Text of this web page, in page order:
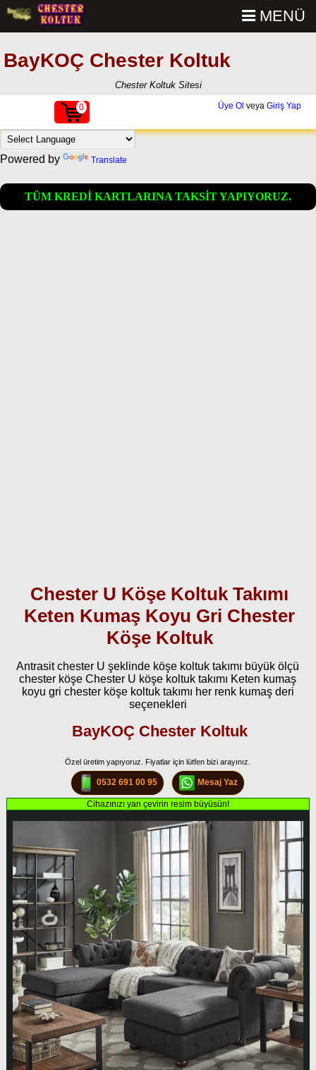
BayKOÇ Chester Koltuk
MENÜ
Chester Koltuk Sitesi
0 Üye Ol veya Giriş Yap
Powered by Translate
TÜM KREDİ KARTLARINA TAKSİT YAPIYORUZ.
Chester U Köşe Koltuk Takımı
Keten Kumaş Koyu Gri Chester
Köşe Koltuk
Antrasit chester U şeklinde köşe koltuk takımı büyük ölçü
chester köşe Chester U köşe koltuk takımı Keten kumaş
koyu gri chester köşe koltuk takımı her renk kumaş deri
seçenekleri
BayKOÇ Chester Koltuk
Özel üretim yapıyoruz. Fiyatlar için lütfen bizi arayınız.
0532 691 00 95 Mesaj Yaz
Cihazınızı yan çevirin resim büyüsün!